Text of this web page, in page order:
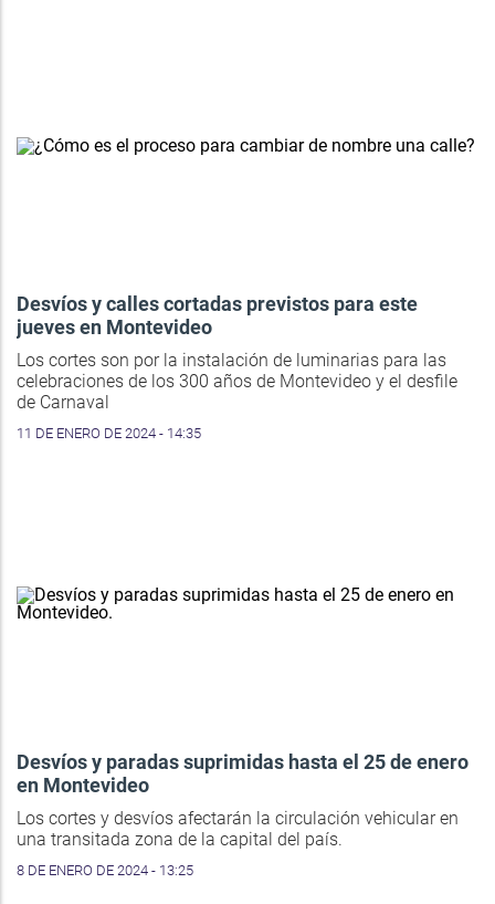
Desvíos y calles cortadas previstos para este
jueves en Montevideo
Los cortes son por la instalación de luminarias para las
celebraciones de los 300 años de Montevideo y el desfile
de Carnaval
11 DE ENERO DE 2024 - 14:35
Desvíos y paradas suprimidas hasta el 25 de enero
en Montevideo
Los cortes y desvíos afectarán la circulación vehicular en
una transitada zona de la capital del país.
8 DE ENERO DE 2024 - 13:25